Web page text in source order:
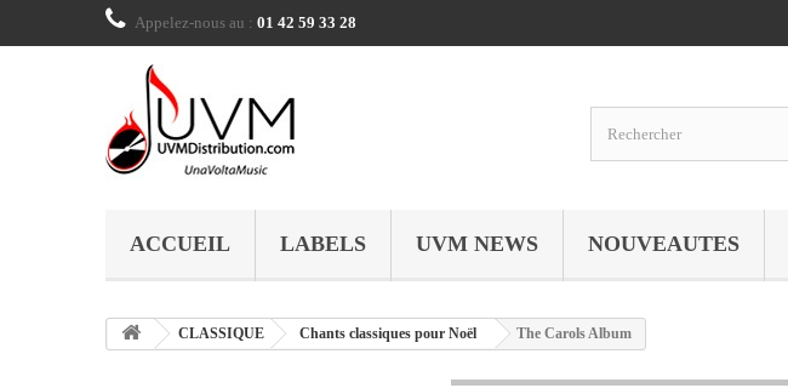
Appelez-nous au : 01 42 59 33 28
ACCUEIL LABELS UVM NEWS NOUVEAUTES
CLASSIQUE Chants classiques pour Noël The Carols Album